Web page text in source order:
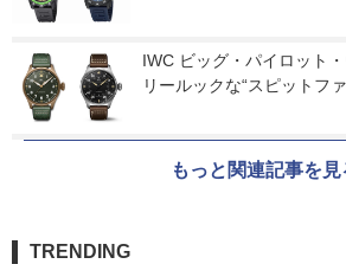
IWC ビッグ・パイロット
リールックな“スピットフ
もっと関連記事を見
TRENDING